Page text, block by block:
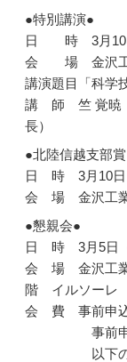
●特別講演●
日 時 3月10日
会 場 金沢工
講演題目「科学
講 師 竺 覚暁（
長）
●北陸信越支部
日 時 3月10日
会 場 金沢工
●懇親会●
日 時 3月5日（
会 場 金沢工
階 イルソーレ
会 費 事前申込
事前申込締
以下の本講